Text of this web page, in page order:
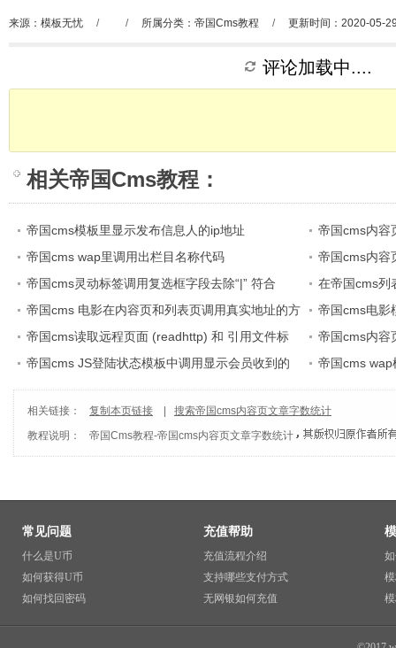
来源：模板无忧 / / 所属分类： 帝国Cms教程 / 更新时间：2020-05-
评论加载中....
相关帝国Cms教程 ：
帝国cms模板里显示发布信息人的ip地址
帝国cms内容
帝国cms wap里调用出栏目名称代码
帝国cms内容
帝国cms灵动标签调用复选框字段去除“|” 符合
在帝国cms列
帝国cms 电影在内容页和列表页调用真实地址的方
法
帝国cms电影
帝国cms读取远程页面 (readhttp) 和 引用文件标
签 (includefile)
帝国cms内容
位
帝国cms JS登陆状态模板中调用显示会员收到的
短消息数
帝国cms wap
相关链接： 复制本页链接
搜索帝国cms内容页文章字数统计
教程说明：
帝国Cms教程-帝国cms内容页文章字数统计
常见问题
什么是U币
如何获得U币
如何找回密码
充值帮助
充值流程介绍
支持哪些支付方式
无网银如何充值